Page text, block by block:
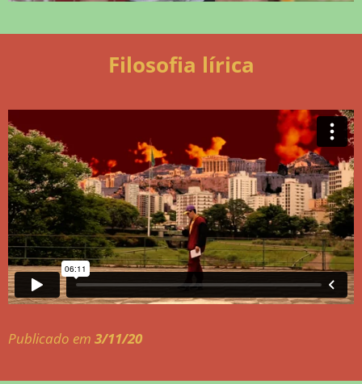
Filosofia lírica
Publicado em 3/11/20